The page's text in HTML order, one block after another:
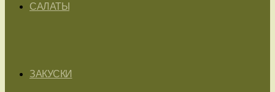
САЛАТЫ
ЗАКУСКИ